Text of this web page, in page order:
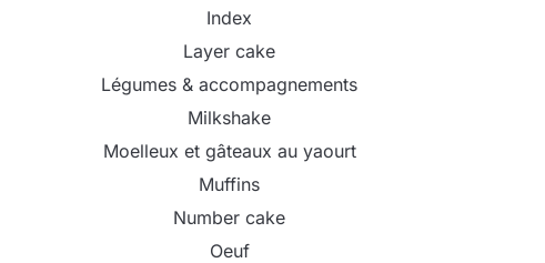
Index
Layer cake
Légumes & accompagnements
Milkshake
Moelleux et gâteaux au yaourt
Muffins
Number cake
Oeuf